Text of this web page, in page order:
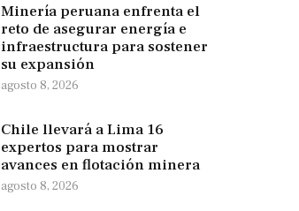
Minería peruana enfrenta el
reto de asegurar energía e
infraestructura para sostener
su expansión
agosto 8, 2026
Chile llevará a Lima 16
expertos para mostrar
avances en flotación minera
agosto 8, 2026